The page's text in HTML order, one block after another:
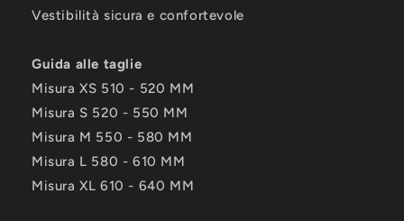
Vestibilità sicura e confortevole
Guida alle taglie
Misura XS 510 - 520 MM
Misura S 520 - 550 MM
Misura M 550 - 580 MM
Misura L 580 - 610 MM
Misura XL 610 - 640 MM